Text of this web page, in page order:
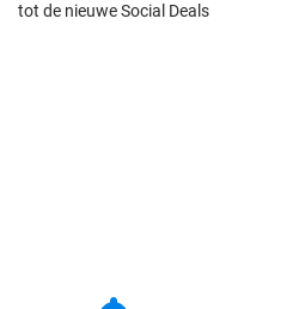
tot de nieuwe Social Deals